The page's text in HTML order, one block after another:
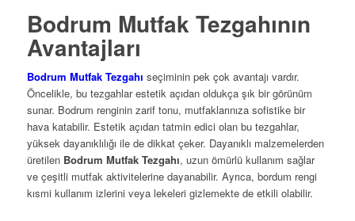
Bodrum Mutfak Tezgahının
Avantajları
Bodrum Mutfak Tezgahı seçiminin pek çok avantajı vardır.
Öncelikle, bu tezgahlar estetik açıdan oldukça şık bir görünüm
sunar. Bodrum renginin zarif tonu, mutfaklarınıza sofistike bir
hava katabilir. Estetik açıdan tatmin edici olan bu tezgahlar,
yüksek dayanıklılığı ile de dikkat çeker. Dayanıklı malzemelerden
üretilen Bodrum Mutfak Tezgahı, uzun ömürlü kullanım sağlar
ve çeşitli mutfak aktivitelerine dayanabilir. Ayrıca, bordum rengi
kısmi kullanım izlerini veya lekeleri gizlemekte de etkili olabilir.